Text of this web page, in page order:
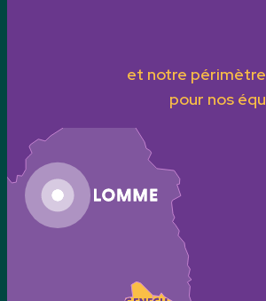
et notre
pour nos